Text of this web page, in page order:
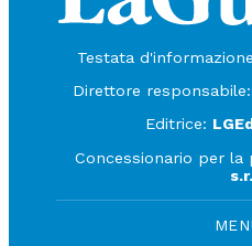
Testata
Direttore responsabile:
Editrice:
Concessionario per la